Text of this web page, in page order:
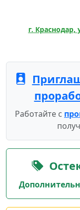
г. Краснодар,
Работайте с